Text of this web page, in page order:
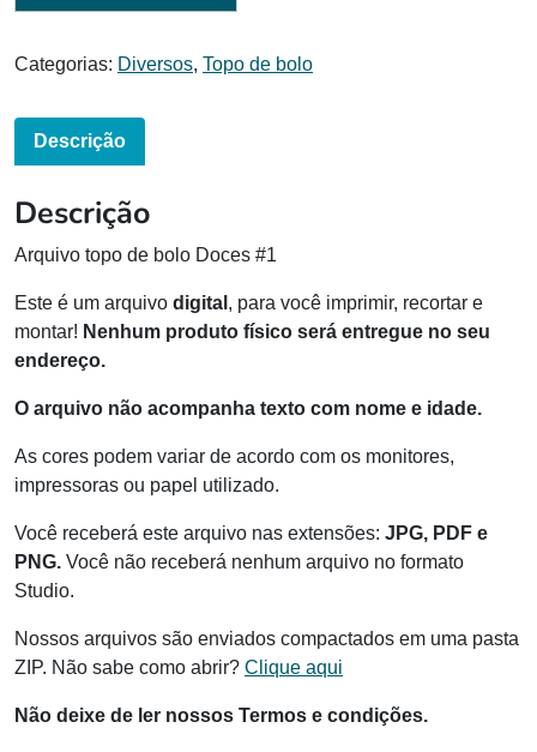
Categorias: Diversos, Topo de bolo
Descrição
Descrição
Arquivo topo de bolo Doces #1
Este é um arquivo digital , para você imprimir, recortar e
montar! Nenhum produto físico será entregue no seu
endereço.
O arquivo não acompanha texto com nome e idade.
As cores podem variar de acordo com os monitores,
impressoras ou papel utilizado.
Você receberá este arquivo nas extensões: JPG, PDF e
PNG. Você não receberá nenhum arquivo no formato
Studio.
Nossos arquivos são enviados compactados em uma pasta
ZIP. Não sabe como abrir? Clique aqui
Não deixe de ler nossos Termos e condições.